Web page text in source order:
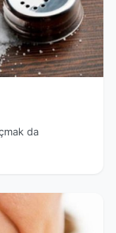
da